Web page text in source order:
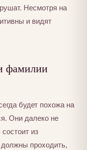
Несмотря на
и видят
фамилии
будет похожа на
Они далеко не
из
проходить,